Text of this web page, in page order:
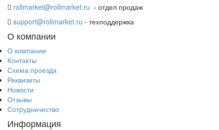
rollmarket@rollmarket.ru - отдел продаж
support@rollmarket.ru - техподдержка
О компании
О компании
Контакты
Схема проезда
Реквизиты
Новости
Отзывы
Сотрудничество
Информация